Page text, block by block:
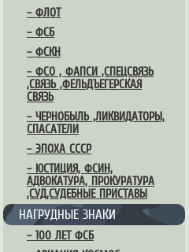
– ФЛОТ
– ФСБ
– ФСКН
– ФСО , ФАПСИ ,СПЕЦСВЯЗЬ
,СВЯЗЬ ,ФЕЛЬДЪЕГЕРСКАЯ
СВЯЗЬ
– ЧЕРНОБЫЛЬ ,ЛИКВИДАТОРЫ,
СПАСАТЕЛИ
– ЭПОХА СССР
– ЮСТИЦИЯ, ФСИН,
АДВОКАТУРА, ПРОКУРАТУРА
,СУД,СУДЕБНЫЕ ПРИСТАВЫ
НАГРУДНЫЕ ЗНАКИ
– 100 ЛЕТ ФСБ